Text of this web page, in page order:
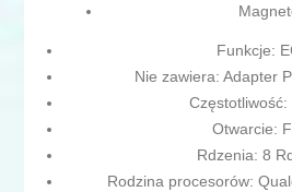
Funkcje:
Nie zawiera: Adapter
Częstotliwość:
Otwarcie:
Rdzenia: 8
Rodzina procesorów: